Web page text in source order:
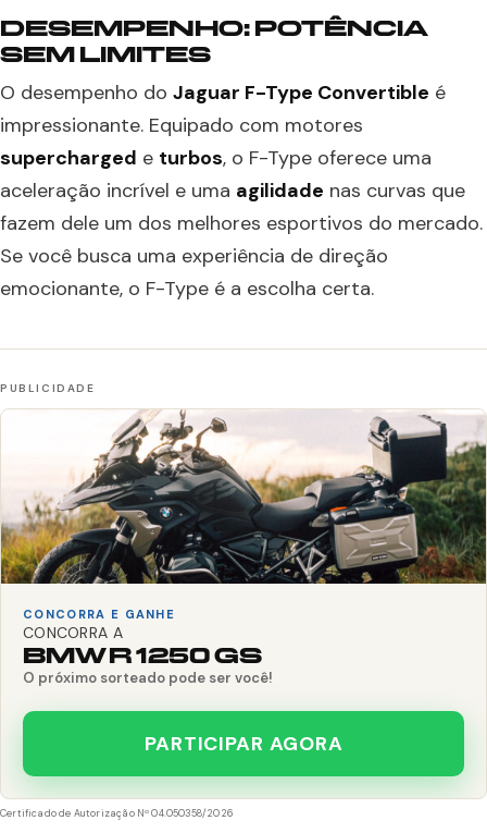
DESEMPENHO: POTÊNCIA
SEM LIMITES
O desempenho do Jaguar F-Type Convertible é
impressionante. Equipado com motores
supercharged e turbos, o F-Type oferece uma
aceleração incrível e uma agilidade nas curvas que
fazem dele um dos melhores esportivos do mercado.
Se você busca uma experiência de direção
emocionante, o F-Type é a escolha certa.
CONCORRA E GANHE
CONCORRA A
BMW R 1250 GS
O próximo sorteado pode ser você!
PARTICIPAR AGORA
Certificado de Autorização Nº 04.050358/2026